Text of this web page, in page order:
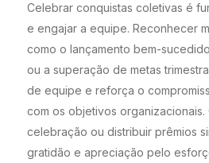
Celebrar conquistas coletivas é
e engajar a equipe. Reconhecer
como o lançamento bem-
ou a superação de metas
de equipe e reforça o
com os objetivos
celebração ou distribuir prêmios
gratidão e apreciação pelo